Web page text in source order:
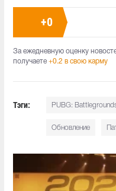
+0
За ежедневную оценку
получаете +0.2 в свою карму
Тэги: PUBG:
Обновление